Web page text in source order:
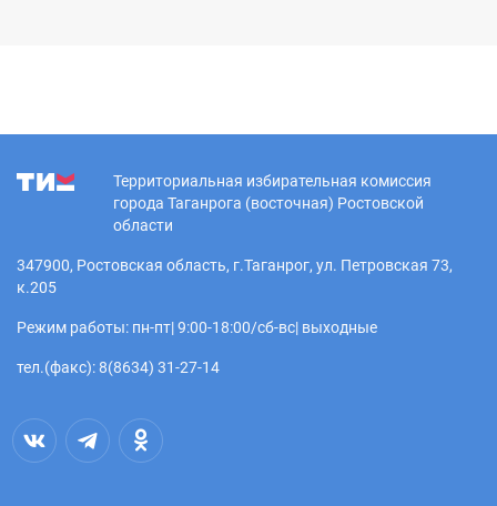
Территориальная избирательная комиссия
города Таганрога (восточная) Ростовской
области
347900, Ростовская область, г.Таганрог, ул. Петровская 73,
к.205
Режим работы: пн-пт| 9:00-18:00/сб-вс| выходные
тел.(факс): 8(8634) 31-27-14